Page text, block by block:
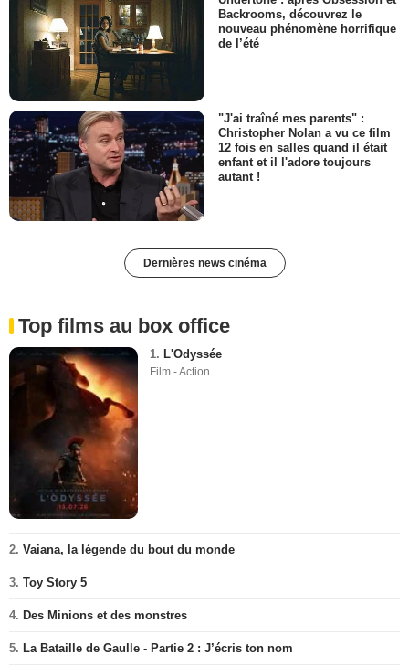
Backrooms, découvrez le
nouveau phénomène horrifique
de l’été
"J'ai traîné mes parents" :
Christopher Nolan a vu ce film
12 fois en salles quand il était
enfant et il l'adore toujours
autant !
Dernières news cinéma
Top films au box office
1. L'Odyssée
Film - Action
2. Vaiana, la légende du bout du monde
3. Toy Story 5
4. Des Minions et des monstres
5. La Bataille de Gaulle - Partie 2 : J’écris ton nom